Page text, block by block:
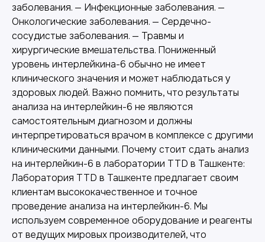
заболевания. — Инфекционные заболевания. —
Онкологические заболевания. — Сердечно-
сосудистые заболевания. — Травмы и
хирургические вмешательства. Пониженный
уровень интерлейкина-6 обычно не имеет
клинического значения и может наблюдаться у
здоровых людей. Важно помнить, что результаты
анализа на интерлейкин-6 не являются
самостоятельным диагнозом и должны
интерпретироваться врачом в комплексе с другими
клиническими данными. Почему стоит сдать анализ
на интерлейкин-6 в лаборатории TTD в Ташкенте:
Лаборатория TTD в Ташкенте предлагает своим
клиентам высококачественное и точное
проведение анализа на интерлейкин-6. Мы
используем современное оборудование и реагенты
от ведущих мировых производителей, что